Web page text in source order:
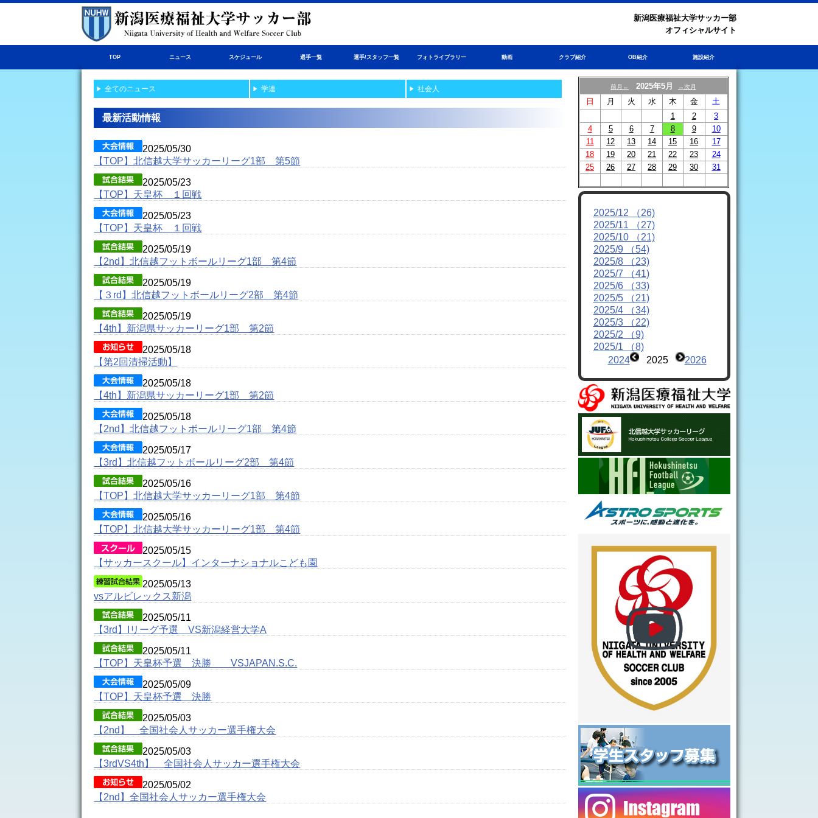
新潟医療福祉大学サッカー部
オフィシャルサイト
TOP ニュース スケジュール 選手一覧 選手/スタッフ一覧 フォトライブラリー 動画 クラブ紹介 OB紹介 施設紹介
全てのニュース 学連 社会人
最新活動情報
2025/05/30
【TOP】北信越大学サッカーリーグ1部 第5節
2025/05/23
【TOP】天皇杯 １回戦
2025/05/23
【TOP】天皇杯 １回戦
2025/05/19
【2nd】北信越フットボールリーグ1部 第4節
2025/05/19
【３rd】北信越フットボールリーグ2部 第4節
2025/05/19
【4th】新潟県サッカーリーグ1部 第2節
2025/05/18
【第2回清掃活動】
2025/05/18
【4th】新潟県サッカーリーグ1部 第2節
2025/05/18
【2nd】北信越フットボールリーグ1部 第4節
2025/05/17
【3rd】北信越フットボールリーグ2部 第4節
2025/05/16
【TOP】北信越大学サッカーリーグ1部 第4節
2025/05/16
【TOP】北信越大学サッカーリーグ1部 第4節
2025/05/15
【サッカースクール】インターナショナルこども園
2025/05/13
vsアルビレックス新潟
2025/05/11
【3rd】Iリーグ予選 VS新潟経営大学A
2025/05/11
【TOP】天皇杯予選 決勝 VSJAPAN.S.C.
2025/05/09
【TOP】天皇杯予選 決勝
2025/05/03
【2nd】 全国社会人サッカー選手権大会
2025/05/03
【3rdVS4th】 全国社会人サッカー選手権大会
2025/05/02
【2nd】全国社会人サッカー選手権大会
前月← 2025年5月 →次月
日 月 火 水 木 金
土
1
2
3
4
5 6 7 8 9
10
11
12 13 14 15 16
17
18
19 20 21 22 23
24
25
26 27 28 29 30 31
2025/12 （26)
2025/11 （27)
2025/10 （21)
2025/9 （54)
2025/8 （23)
2025/7 （41)
2025/6 （33)
2025/5 （21)
2025/4 （34)
2025/3 （22)
2025/2 （9)
2025/1 （8)
2024
2025 2026